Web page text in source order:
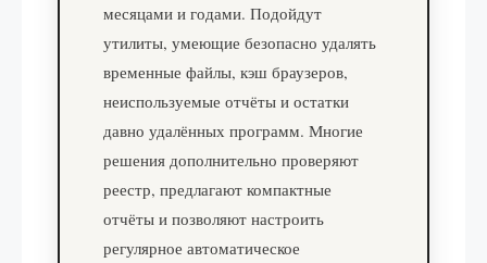
месяцами и годами. Подойдут
утилиты, умеющие безопасно удалять
временные файлы, кэш браузеров,
неиспользуемые отчёты и остатки
давно удалённых программ. Многие
решения дополнительно проверяют
реестр, предлагают компактные
отчёты и позволяют настроить
регулярное автоматическое